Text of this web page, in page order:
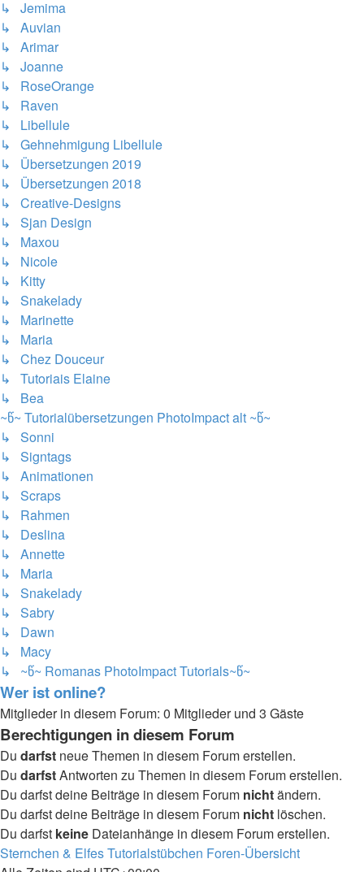
↳ Jemima
↳ Auvian
↳ Arimar
↳ Joanne
↳ RoseOrange
↳ Raven
↳ Libellule
↳ Gehnehmigung Libellule
↳ Übersetzungen 2019
↳ Übersetzungen 2018
↳ Creative-Designs
↳ Sjan Design
↳ Maxou
↳ Nicole
↳ Kitty
↳ Snakelady
↳ Marinette
↳ Maria
↳ Chez Douceur
↳ Tutoriais Elaine
↳ Bea
~წ~ Tutorialübersetzungen PhotoImpact alt ~წ~
↳ Sonni
↳ Signtags
↳ Animationen
↳ Scraps
↳ Rahmen
↳ Deslina
↳ Annette
↳ Maria
↳ Snakelady
↳ Sabry
↳ Dawn
↳ Macy
↳ ~წ~ Romanas PhotoImpact Tutorials~წ~
Wer ist online?
Mitglieder in diesem Forum: 0 Mitglieder und 3 Gäste
Berechtigungen in diesem Forum
Du darfst neue Themen in diesem Forum erstellen.
Du darfstAntworten zu Themen in diesem Forum erstellen.
Du darfst deine Beiträge in diesem Forum nichtändern.
Du darfst deine Beiträge in diesem Forum nicht löschen.
Du darfst keine Dateianhänge in diesem Forum erstellen.
Sternchen & Elfes Tutorialstübchen Foren-Übersicht